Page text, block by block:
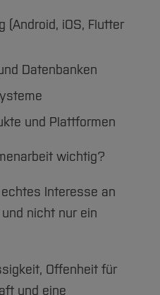
(Android, iOS, Flutter
Datenbanken
und Plattformen
wichtig?
Interesse an
nicht nur ein
Offenheit für
und eine